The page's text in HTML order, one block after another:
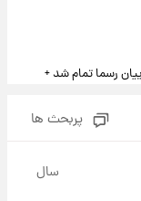
رسما تمام شد +
پربحث ها
سال